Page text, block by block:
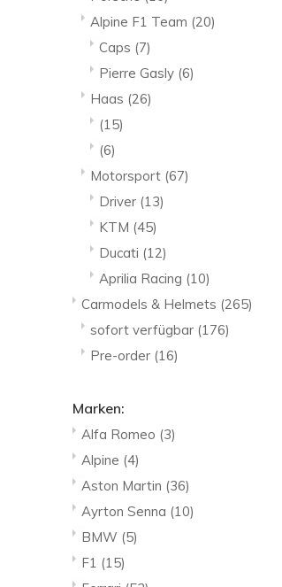
Alpine F1 Team (20)
Caps (7)
Pierre Gasly (6)
Haas (26)
(15)
(6)
Motorsport (67)
Driver (13)
KTM (45)
Ducati (12)
Aprilia Racing (10)
Carmodels & Helmets (265)
sofort verfügbar (176)
Pre-order (16)
Marken:
Alfa Romeo (3)
Alpine (4)
Aston Martin (36)
Ayrton Senna (10)
BMW (5)
F1 (15)